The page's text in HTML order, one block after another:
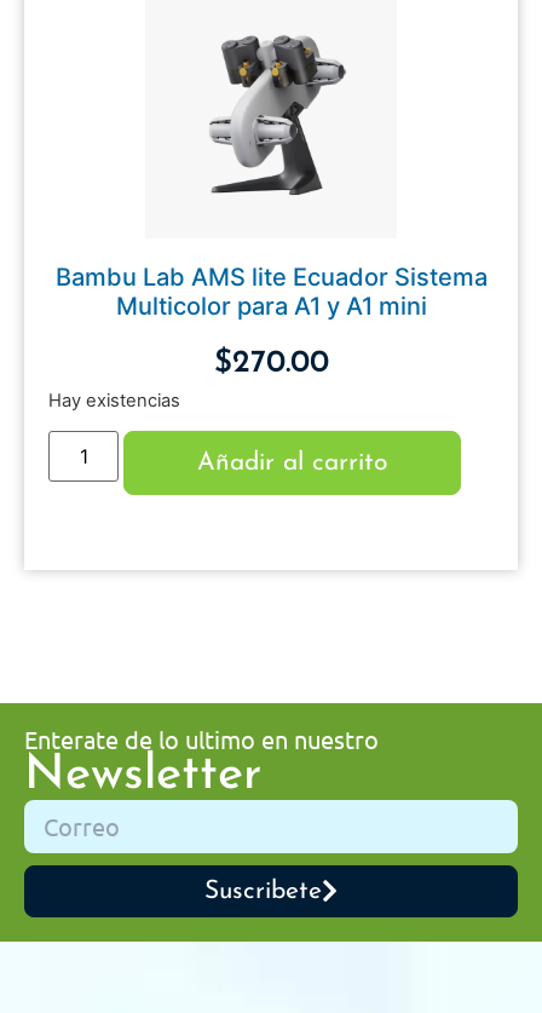
Bambu Lab AMS lite Ecuador Sistema
Multicolor para A1 y A1 mini
$270.00
Hay existencias
Añadir al carrito
Enterate de lo ultimo en nuestro
Newsletter
Suscribete